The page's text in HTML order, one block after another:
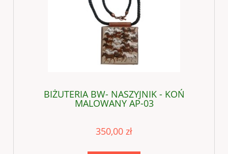
BIŻUTERIA BW- NASZYJNIK - KOŃ
MALOWANY AP-03
350,00 zł